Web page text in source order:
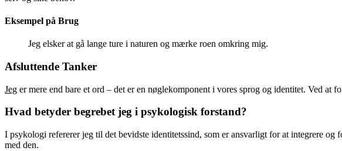
Eksempel på Brug
Jeg elsker at gå lange ture i naturen og mærke roen omkring mig.
Afsluttende Tanker
Jeg er mere end bare et ord – det er en nøglekomponent i vores sprog og identitet. Ved
Hvad betyder begrebet jeg i psykologisk forstand?
I psykologi refererer jeg til det bevidste identitetssind, som er ansvarligt for at integrere
med den.